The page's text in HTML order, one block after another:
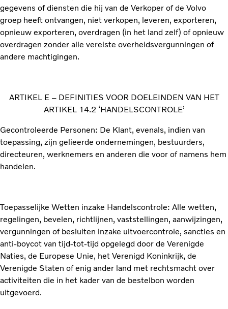
gegevens of diensten die hij van de Verkoper of de Volvo
groep heeft ontvangen, niet verkopen, leveren, exporteren,
opnieuw exporteren, overdragen (in het land zelf) of opnieuw
overdragen zonder alle vereiste overheidsvergunningen of
andere machtigingen.
ARTIKEL E – DEFINITIES VOOR DOELEINDEN VAN HET
ARTIKEL 14.2 ‘HANDELSCONTROLE’
Gecontroleerde Personen: De Klant, evenals, indien van
toepassing, zijn gelieerde ondernemingen, bestuurders,
directeuren, werknemers en anderen die voor of namens hem
handelen.
Toepasselijke Wetten inzake Handelscontrole: Alle wetten,
regelingen, bevelen, richtlijnen, vaststellingen, aanwijzingen,
vergunningen of besluiten inzake uitvoercontrole, sancties en
anti-boycot van tijd-tot-tijd opgelegd door de Verenigde
Naties, de Europese Unie, het Verenigd Koninkrijk, de
Verenigde Staten of enig ander land met rechtsmacht over
activiteiten die in het kader van de bestelbon worden
uitgevoerd.